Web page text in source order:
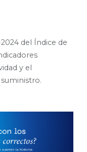
del Índice de
y el